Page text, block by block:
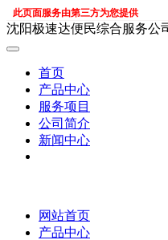
此页面服务由第三方为您提供
沈阳极速达便民综合服务公
首页
产品中心
服务项目
公司简介
新闻中心
网站首页
产品中心